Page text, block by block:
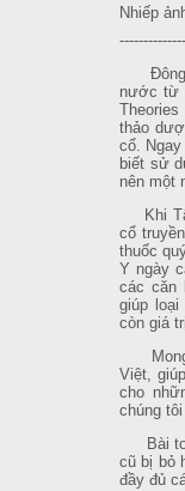
Nhiếp
Đông
nước từ
thảo
cổ.
biết sử
nên một
Khi
cổ
thuốc
Y ngày
các căn
giúp
còn giá
Mong
Việt,
cho
chúng
Bài
cũ bị bỏ
đầy đủ